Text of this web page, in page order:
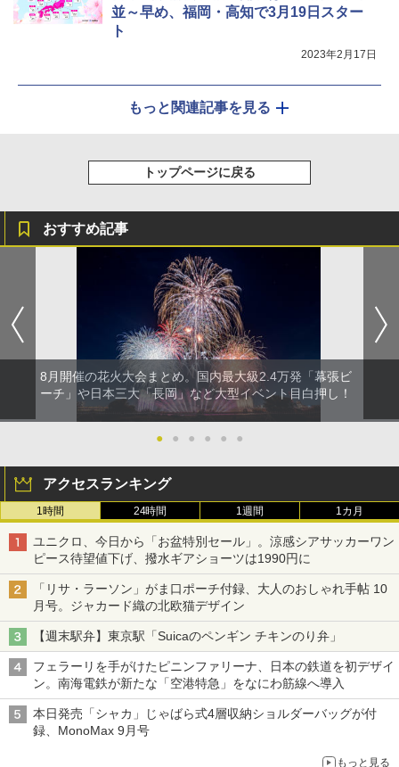
並～早め、福岡・高知で3月19日スター
ト
2023年2月17日
もっと関連記事を見る
トップページに戻る
おすすめ記事
8月開催の花火大会まとめ。国内最大級2.4万発「幕張ビ
ーチ」や日本三大「長岡」など大型イベント目白押し！
● ● ● ● ● ●
アクセスランキング
1時間 24時間 1週間 1カ月
ユニクロ、今日から「お盆特別セール」。涼感シアサッカーワン
ピース待望値下げ、撥水ギアショーツは1990円に
「リサ・ラーソン」がま口ポーチ付録、大人のおしゃれ手帖 10
月号。ジャカード織の北欧猫デザイン
【週末駅弁】東京駅「Suicaのペンギン チキンのり弁」
フェラーリを手がけたピニンファリーナ、日本の鉄道を初デザイ
ン。南海電鉄が新たな「空港特急」をなにわ筋線へ導入
本日発売「シャカ」じゃばら式4層収納ショルダーバッグが付
録、MonoMax 9月号
もっと見る